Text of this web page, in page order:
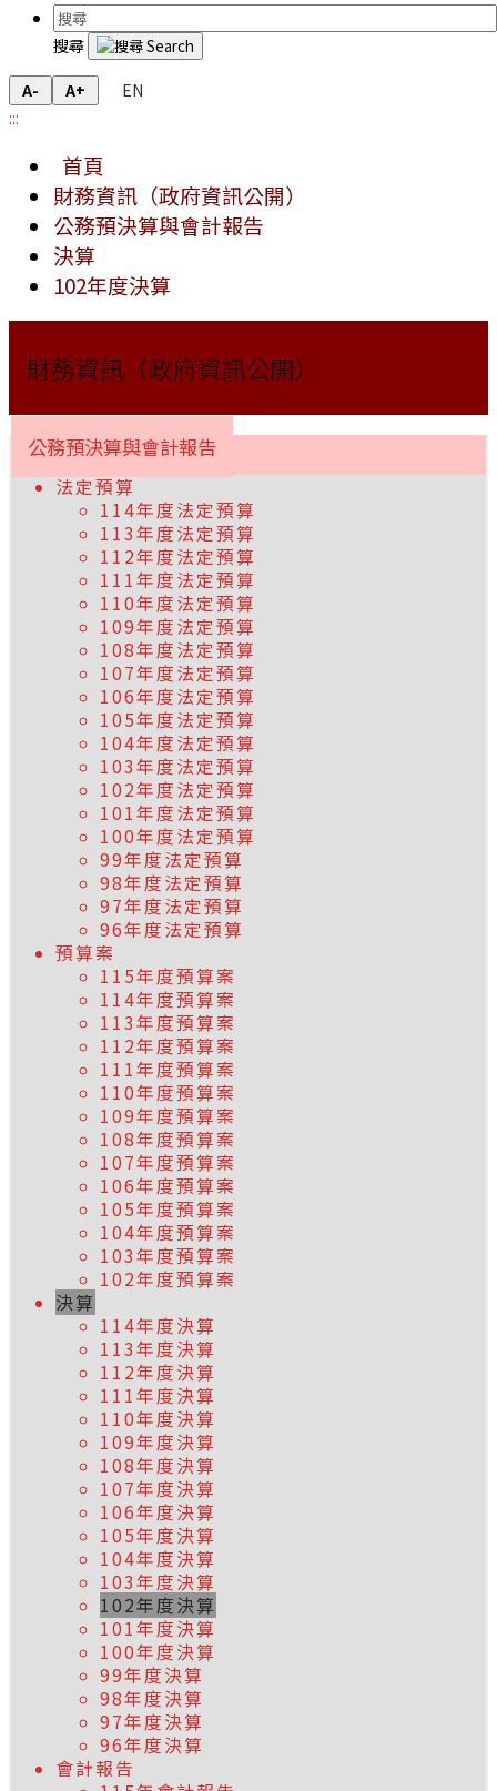
搜尋
A- A+
EN
:::
首頁
財務資訊（政府資訊公開）
公務預決算與會計報告
決算
102年度決算
財務資訊（政府資訊公開）
公務預決算與會計報告
法定預算
114年度法定預算
113年度法定預算
112年度法定預算
111年度法定預算
110年度法定預算
109年度法定預算
108年度法定預算
107年度法定預算
106年度法定預算
105年度法定預算
104年度法定預算
103年度法定預算
102年度法定預算
101年度法定預算
100年度法定預算
99年度法定預算
98年度法定預算
97年度法定預算
96年度法定預算
預算案
115年度預算案
114年度預算案
113年度預算案
112年度預算案
111年度預算案
110年度預算案
109年度預算案
108年度預算案
107年度預算案
106年度預算案
105年度預算案
104年度預算案
103年度預算案
102年度預算案
決算
114年度決算
113年度決算
112年度決算
111年度決算
110年度決算
109年度決算
108年度決算
107年度決算
106年度決算
105年度決算
104年度決算
103年度決算
102年度決算
101年度決算
100年度決算
99年度決算
98年度決算
97年度決算
96年度決算
會計報告